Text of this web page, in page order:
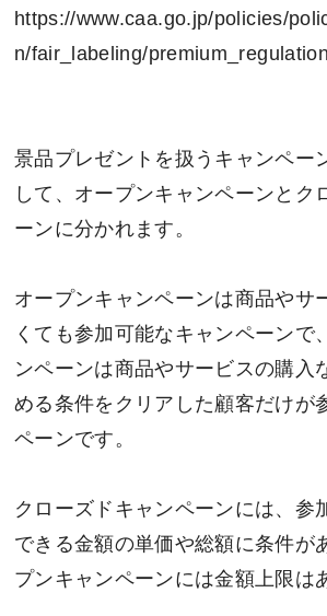
https://www.caa.go.jp/policies/
n/fair_labeling/premium_regulation
景品プレゼントを扱うキャンペー
して、オープンキャンペーンとク
ーンに分かれます。
オープンキャンペーンは商品やサ
くても参加可能なキャンペーンで
ンペーンは商品やサービスの購入
める条件をクリアした顧客だけが
ペーンです。
クローズドキャンペーンには、参
できる金額の単価や総額に条件が
プンキャンペーンには金額上限は